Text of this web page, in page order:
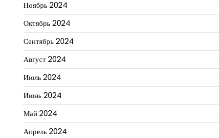
Ноябрь 2024
Октябрь 2024
Сентябрь 2024
Август 2024
Июль 2024
Июнь 2024
Май 2024
Апрель 2024